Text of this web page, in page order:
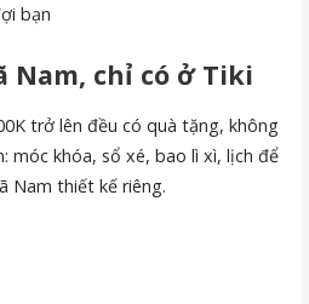
bạn
Nam, chỉ có ở Tiki
trở lên đều có quà tặng, không
móc khóa, sổ xé, bao lì xì, lịch để
Nam thiết kế riêng.